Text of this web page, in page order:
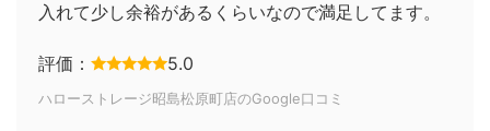
入れて少し余裕があるくらいなので満足してます。
評価： 5.0
ハローストレージ昭島松原町店のGoogle口コミ